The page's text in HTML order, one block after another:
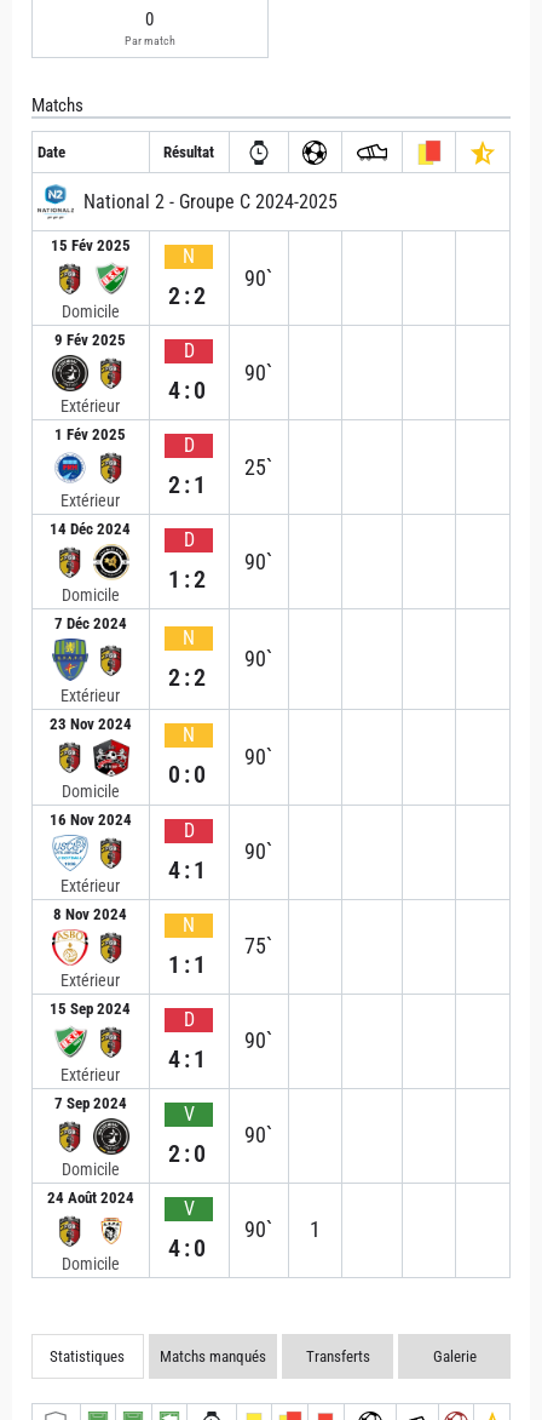
0
Par match
Matchs
Date Résultat
National 2 - Groupe C 2024-2025
15 Fév 2025
Domicile
N
2:2
90`
9 Fév 2025
Extérieur
D
4:0
90`
1 Fév 2025
Extérieur
D
2:1
25`
14 Déc 2024
Domicile
D
1:2
90`
7 Déc 2024
Extérieur
N
2:2
90`
23 Nov 2024
Domicile
N
0:0
90`
16 Nov 2024
Extérieur
D
4:1
90`
8 Nov 2024
Extérieur
N
1:1
75`
15 Sep 2024
Extérieur
D
4:1
90`
7 Sep 2024
Domicile
V
2:0
90`
24 Août 2024
Domicile
V
4:0
90` 1
Statistiques Matchs manqués Transferts Galerie